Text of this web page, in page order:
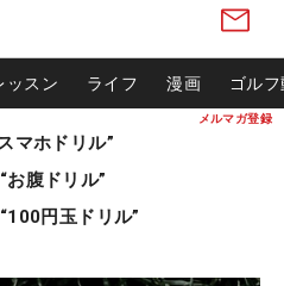
メルマガ登録
ッスン ライフ 漫画 ゴル
マホドリル”
腹ドリル”
円玉ドリル”